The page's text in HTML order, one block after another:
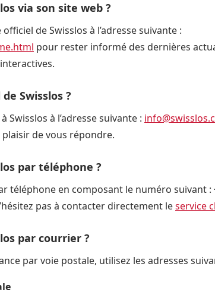
via son site web ?
de Swisslos à l’adresse suivante :
pour rester informé des dernières
Swisslos ?
Swisslos à l’adresse suivante :
plaisir de vous répondre.
par téléphone ?
téléphone en composant le numéro suivant :
pas à contacter directement leservice
par courrier ?
par voie postale, utilisez les adresses